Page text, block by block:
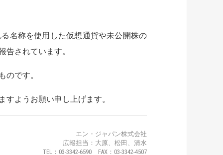
名称を使用した仮想通貨や未公開株の
されています。
のです。
ようお願い申し上げます。
エン・ジャパン株式会社
広報担当：大原、松田、清水
TEL：03-3342-6590 FAX：03-3342-4507